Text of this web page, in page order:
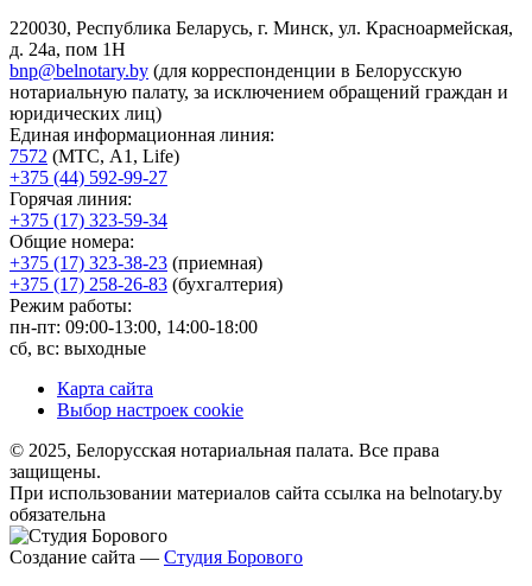
220030, Республика Беларусь, г. Минск, ул. Красноармейская,
д. 24а, пом 1Н
bnp@belnotary.by (для корреспонденции в Белорусскую
нотариальную палату, за исключением обращений граждан и
юридических лиц)
Единая информационная линия:
7572 (МТС, A1, Life)
+375 (44) 592-99-27
Горячая линия:
+375 (17) 323-59-34
Общие номера:
+375 (17) 323-38-23 (приемная)
+375 (17) 258-26-83 (бухгалтерия)
Режим работы:
пн-пт: 09:00-13:00, 14:00-18:00
сб, вс: выходные
Карта сайта
Выбор настроек cookie
© 2025, Белорусская нотариальная палата. Все права
защищены.
При использовании материалов сайта ссылка на belnotary.by
обязательна
Создание сайта — Студия Борового